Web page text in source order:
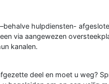
hulpdiensten-
via aangewezen
kanalen.
deel en moet u weg?